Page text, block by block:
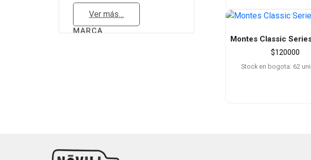
Ver más…
MARCA
Barollo
Montes Classic
$120000
Stock en bogota: 62